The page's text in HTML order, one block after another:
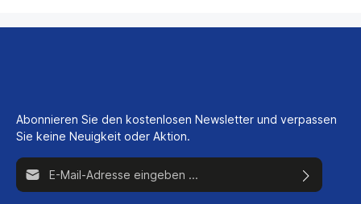
Abonnieren Sie den kostenlosen Newsletter und verpassen
Sie keine Neuigkeit oder Aktion.
E-Mail-Adresse*